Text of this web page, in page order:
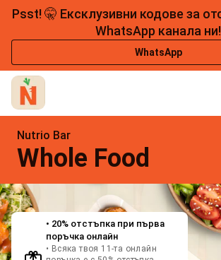
Psst! 🤫 Ексклузивни кодове за
WhatsApp канала ни!
WhatsApp
Nutrio Bar
Whole Food
• 20% отстъпка при първа
поръчка онлайн
• Всяка твоя 11-та oнлайн